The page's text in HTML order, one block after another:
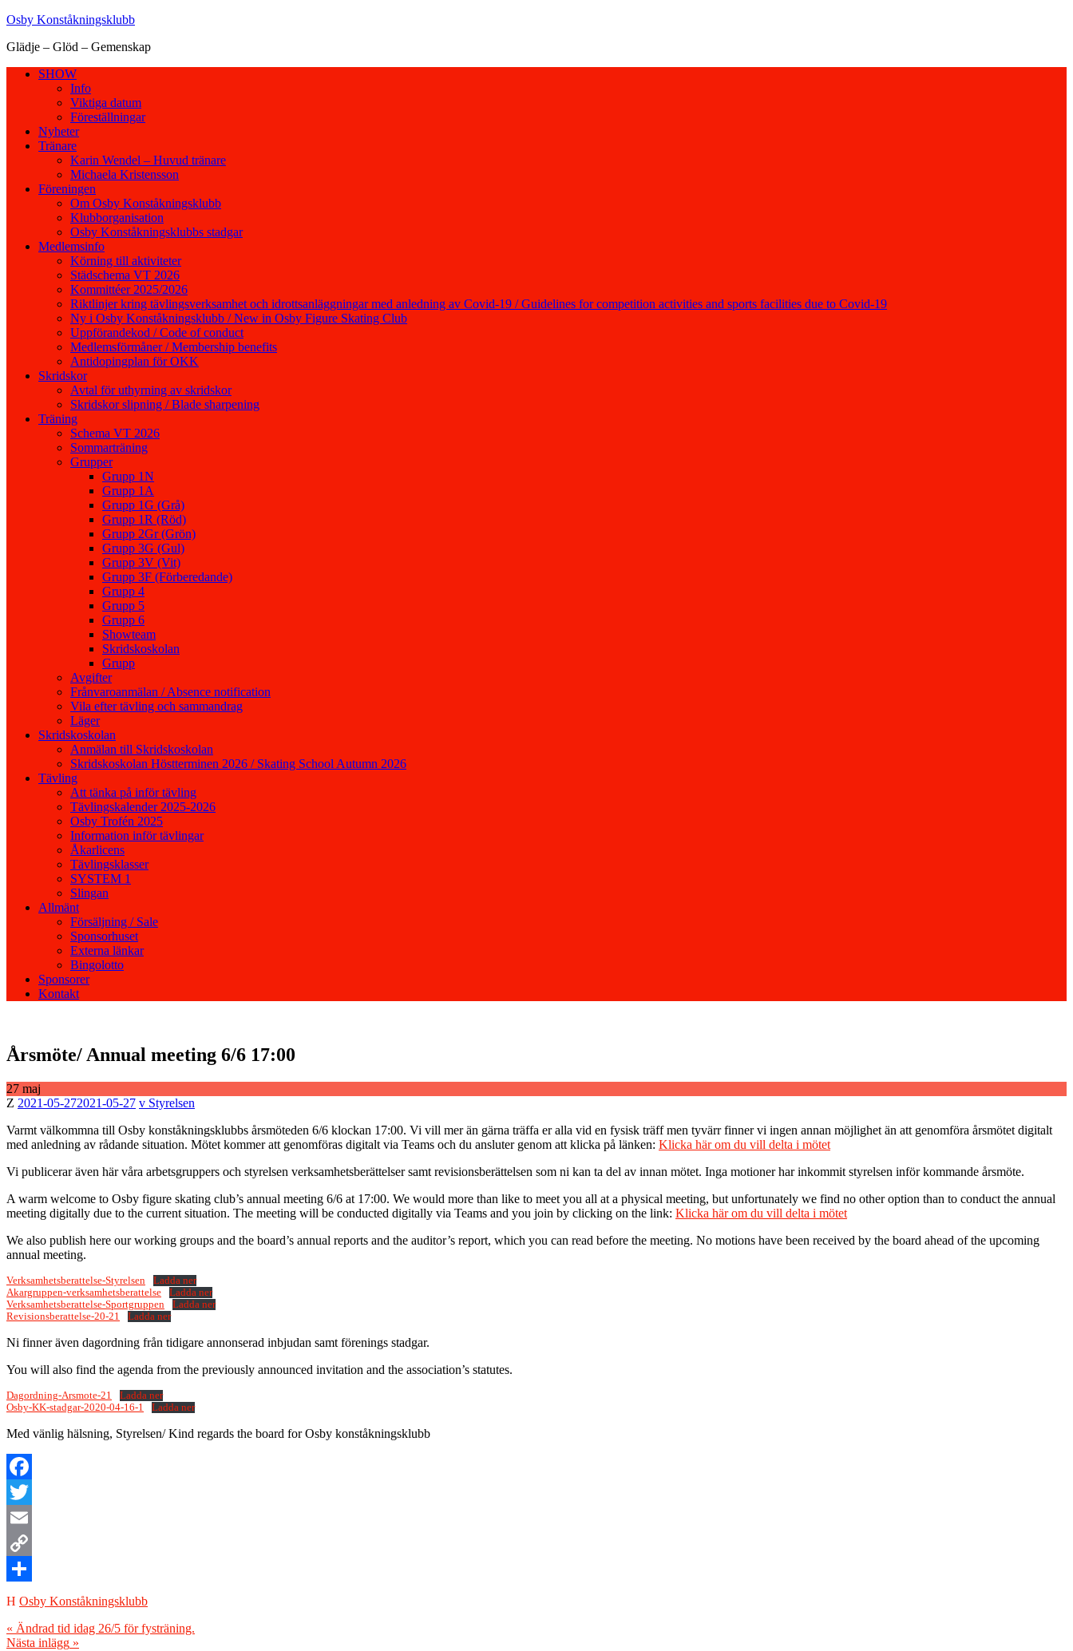
Hoppa
innehåll
Osby Konståkningsklubb
Glädje – Glöd – Gemenskap
SHOW
Info
Viktiga datum
Föreställningar
Nyheter
Tränare
Karin Wendel – Huvud tränare
Michaela Kristensson
Föreningen
Om Osby Konståkningsklubb
Klubborganisation
Osby Konståkningsklubbs stadgar
Medlemsinfo
Körning till aktiviteter
Städschema VT 2026
Kommittéer 2025/2026
Riktlinjer kring tävlingsverksamhet och idrottsanläggningar med anledning av Covid-19 / Guidelines for competition activities and sports facilities due to Covid-19
Ny i Osby Konståkningsklubb / New in Osby Figure Skating Club
Uppförandekod / Code of conduct
Medlemsförmåner / Membership benefits
Antidopingplan för OKK
Skridskor
Avtal för uthyrning av skridskor
Skridskor slipning / Blade sharpening
Träning
Schema VT 2026
Sommarträning
Grupper
Grupp 1N
Grupp 1A
Grupp 1G (Grå)
Grupp 1R (Röd)
Grupp 2Gr (Grön)
Grupp 3G (Gul)
Grupp 3V (Vit)
Grupp 3F (Förberedande)
Grupp 4
Grupp 5
Grupp 6
Showteam
Skridskoskolan
Grupp
Avgifter
Frånvaroanmälan / Absence notification
Vila efter tävling och sammandrag
Läger
Skridskoskolan
Anmälan till Skridskoskolan
Skridskoskolan Höstterminen 2026 / Skating School Autumn 2026
Tävling
Att tänka på inför tävling
Tävlingskalender 2025-2026
Osby Trofén 2025
Information inför tävlingar
Åkarlicens
Tävlingsklasser
SYSTEM 1
Slingan
Allmänt
Försäljning / Sale
Sponsorhuset
Externa länkar
Bingolotto
Sponsorer
Kontakt
Årsmöte/ Annual meeting 6/6 17:00
27 maj
Publicerad
2021-05-272021-05-27Författare
Styrelsen
Varmt välkommna till Osby konståkningsklubbs årsmöteden 6/6 klockan 17:00. Vi vill mer än gärna träffa er alla vid en fysisk träff men tyvärr finner vi ingen annan möjlighet än att genomföra årsmötet digitalt
med anledning av rådande situation. Mötet kommer att genomföras digitalt via Teams och du ansluter genom att klicka på länken: Klicka här om du vill delta i mötet
Vi publicerar även här våra arbetsgruppers och styrelsen verksamhetsberättelser samt revisionsberättelsen som ni kan ta del av innan mötet. Inga motioner har inkommit styrelsen inför kommande årsmöte.
A warm welcome to Osby figure skating club’s annual meeting 6/6 at 17:00. We would more than like to meet you all at a physical meeting, but unfortunately we find no other option than to conduct the annual
meeting digitally due to the current situation. The meeting will be conducted digitally via Teams and you join by clicking on the link: Klicka här om du vill delta i mötet
We also publish here our working groups and the board’s annual reports and the auditor’s report, which you can read before the meeting. No motions have been received by the board ahead of the upcoming
annual meeting.
Verksamhetsberattelse-Styrelsen
Ladda ner
Akargruppen-verksamhetsberattelse
Ladda ner
Verksamhetsberattelse-Sportgruppen
Ladda ner
Revisionsberattelse-20-21
Ladda ner
Ni finner även dagordning från tidigare annonserad inbjudan samt förenings stadgar.
You will also find the agenda from the previously announced invitation and the association’s statutes.
Dagordning-Arsmote-21
Ladda ner
Osby-KK-stadgar-2020-04-16-1
Ladda ner
Med vänlig hälsning, Styrelsen/ Kind regards the board for Osby konståkningsklubb
Facebook
Twitter
Email
Copy
Link
Dela
Osby Konståkningsklubb
Inläggsnavigering
« Ändrad tid idag 26/5 för fysträning.
Nästa inlägg »